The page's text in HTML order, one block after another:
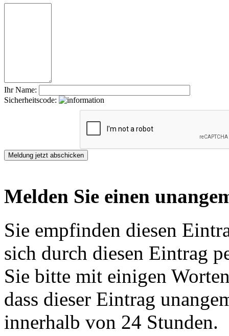
Ihr Name:
Sicherheitscode:
Melden Sie einen
Sie empfinden diesen
sich durch diesen Eintrag
Sie bitte mit einigen
dass dieser Eintrag
innerhalb von 24 Stunden.